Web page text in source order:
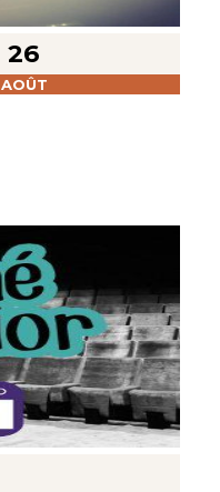
26
AOÛT